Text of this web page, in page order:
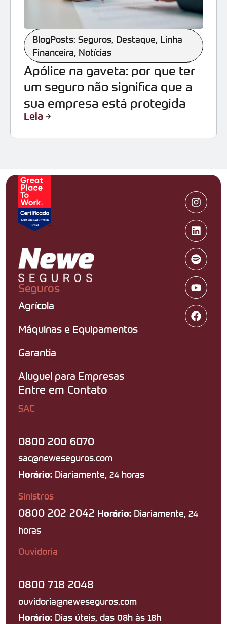
BlogPosts: Seguros, Destaque, Linha
Financeira, Notícias
Apólice na gaveta: por que ter
um seguro não significa que a
sua empresa está protegida
Leia
Seguros
Agrícola
Máquinas e Equipamentos
Garantia
Aluguel para Empresas
Entre em Contato
SAC
0800 200 6070
sac@neweseguros.com
Horário: Diariamente, 24 horas
Sinistros
0800 202 2042 Horário: Diariamente, 24
horas
Ouvidoria
0800 718 2048
ouvidoria@neweseguros.com
Horário: Dias úteis, das 08h às 18h